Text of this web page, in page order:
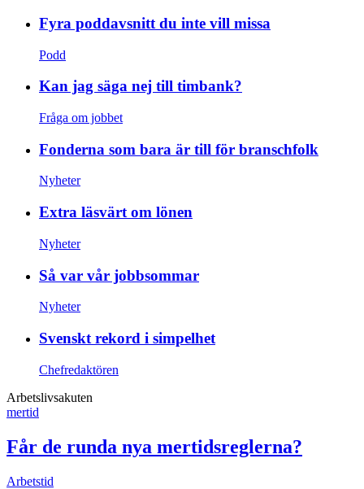
Fyra poddavsnitt du inte vill missa
Podd
Kan jag säga nej till timbank?
Fråga om jobbet
Fonderna som bara är till för branschfolk
Nyheter
Extra läsvärt om lönen
Nyheter
Så var vår jobbsommar
Nyheter
Svenskt rekord i simpelhet
Chefredaktören
Arbetslivsakuten
mertid
Får de runda nya mertidsreglerna?
Arbetstid